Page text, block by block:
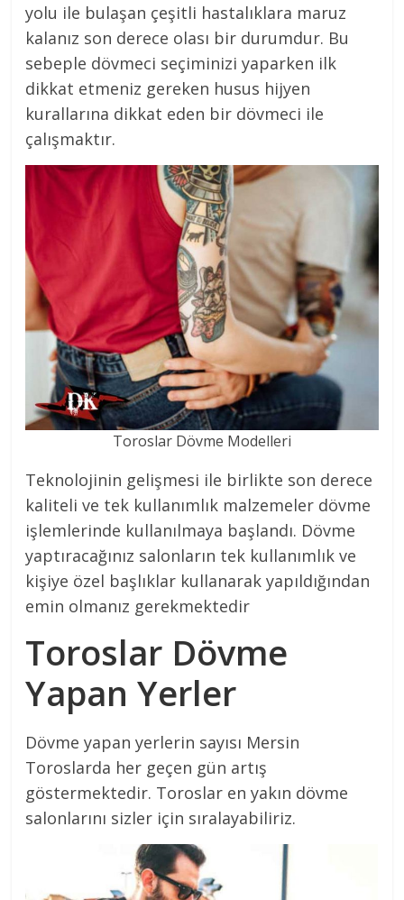
yolu ile bulaşan çeşitli hastalıklara maruz
kalanız son derece olası bir durumdur. Bu
sebeple dövmeci seçiminizi yaparken ilk
dikkat etmeniz gereken husus hijyen
kurallarına dikkat eden bir dövmeci ile
çalışmaktır.
Toroslar Dövme Modelleri
Teknolojinin gelişmesi ile birlikte son derece
kaliteli ve tek kullanımlık malzemeler dövme
işlemlerinde kullanılmaya başlandı. Dövme
yaptıracağınız salonların tek kullanımlık ve
kişiye özel başlıklar kullanarak yapıldığından
emin olmanız gerekmektedir
Toroslar Dövme
Yapan Yerler
Dövme yapan yerlerin sayısı Mersin
Toroslarda her geçen gün artış
göstermektedir. Toroslar en yakın dövme
salonlarını sizler için sıralayabiliriz.